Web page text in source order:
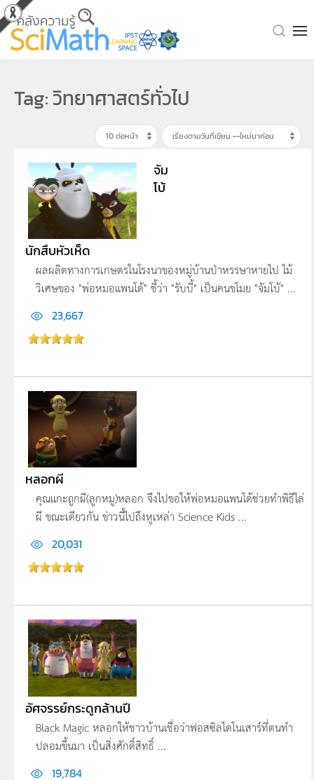
Skip to main content
Tag: วิทยาศาสตร์ทั่วไป
จัม
โบ้
นักสืบหัวเห็ด
ผลผลิตทางการเกษตรในโรงนาของหมู่บ้านป่าหร­รษาหายไป ไม้
วิเศษของ "พ่อหมอแพนโด้" ชี้ว่า "รับบี้" เป็นคนขโมย "จัมโบ้" ...
23,667
หลอกผี
คุณแกะถูกผี(ลูกหมู)หลอก จึงไปขอให้พ่อหมอแพนโด้ช่วยทำพิธีไล่
ผี ขณะเดียวกัน ข่าวนี้ไปถึงหูเหล่า Science Kids ...
20,031
อัศจรรย์กระดูกล้านปี
Black Magic หลอกให้ชาวบ้านเชื่อว่าฟอสซิลไดโนเสาร์ที่­ตนทำ
ปลอมขึ้นมา เป็นสิ่งศักดิ์สิทธิ์ ...
19,784